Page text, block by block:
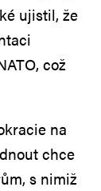
ujistil, že
což
na
chce
s nimiž